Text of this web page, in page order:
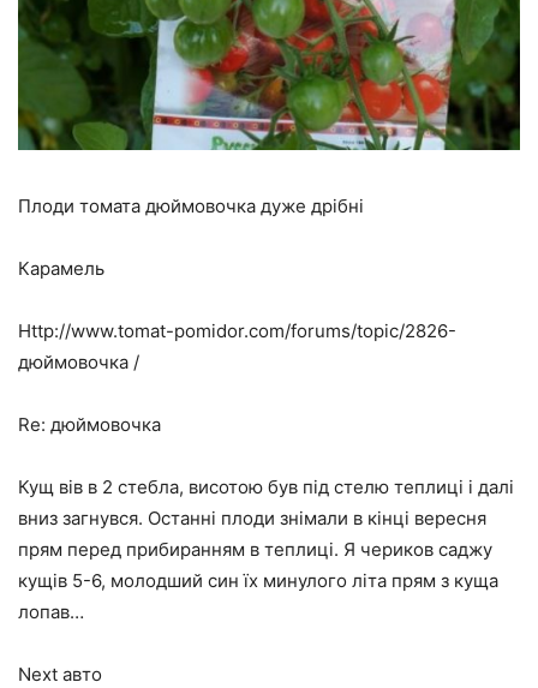
Плоди томата дюймовочка дуже дрібні
Карамель
Http://www.tomat-pomidor.com/forums/topic/2826-
дюймовочка /
Re: дюймовочка
Кущ вів в 2 стебла, висотою був під стелю теплиці і далі
вниз загнувся. Останні плоди знімали в кінці вересня
прям перед прибиранням в теплиці. Я чериков саджу
кущів 5-6, молодший син їх минулого літа прям з куща
лопав…
Next авто